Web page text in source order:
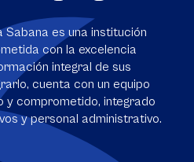
Sabana es una institución
con la excelencia
integral de sus
cuenta con un equipo
y comprometido, integrado
y personal administrativo.